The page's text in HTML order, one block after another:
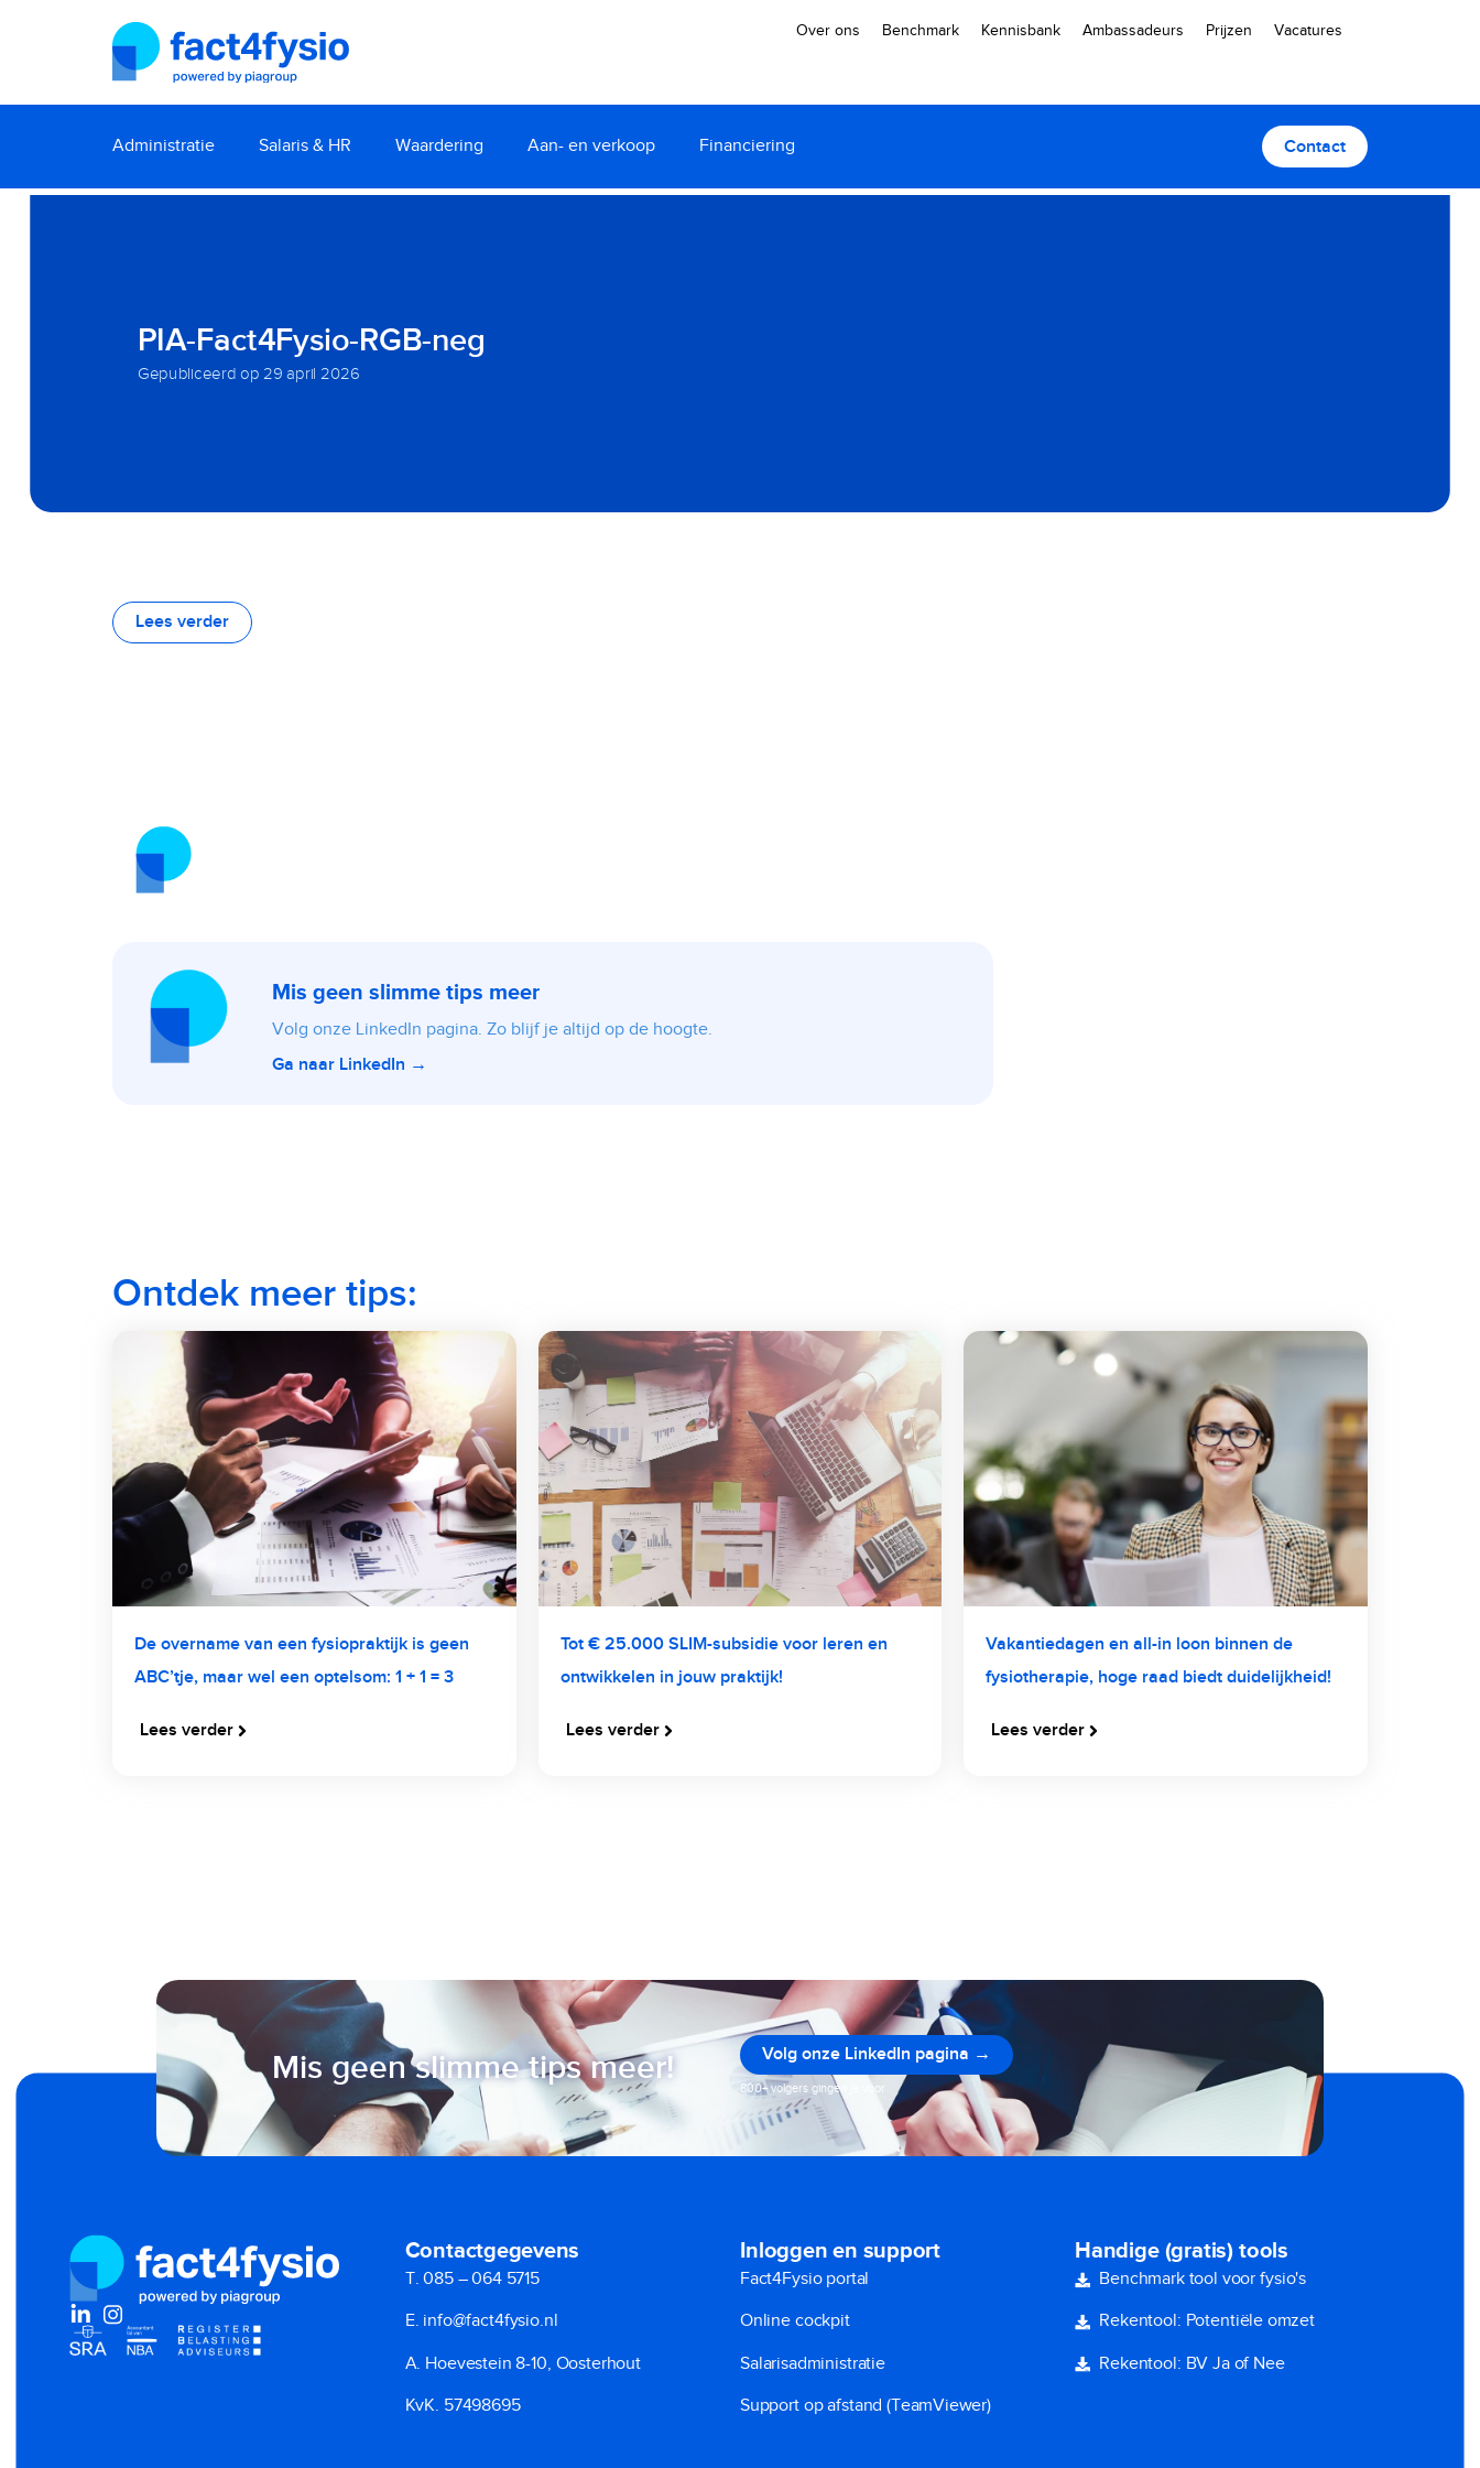
Over ons Benchmark Kennisbank Ambassadeurs Prijzen Vacatures
Administratie Salaris & HR Waardering Aan- en verkoop Financiering Contact
PIA-Fact4Fysio-RGB-neg
Gepubliceerd op 29 april 2026
Lees verder
Mis geen slimme tips meer
Volg onze LinkedIn pagina. Zo blijf je altijd op de hoogte.
Ga naar LinkedIn →
Ontdek meer tips:
De overname van een fysiopraktijk is geen
ABC’tje, maar wel een optelsom: 1 + 1 = 3
Lees verder
Tot € 25.000 SLIM-subsidie voor leren en
ontwikkelen in jouw praktijk!
Lees verder
Vakantiedagen en all-in loon binnen de
fysiotherapie, hoge raad biedt duidelijkheid!
Lees verder
Mis geen slimme tips meer! Volg onze LinkedIn pagina →
800+ volgers gingen je voor
Contactgegevens
T. 085 – 064 5715
E. info@fact4fysio.nl
A. Hoevestein 8-10, Oosterhout
KvK. 57498695
Inloggen en support
Fact4Fysio portal
Online cockpit
Salarisadministratie
Support op afstand (TeamViewer)
Handige (gratis) tools
Benchmark tool voor fysio's
Rekentool: Potentiële omzet
Rekentool: BV Ja of Nee